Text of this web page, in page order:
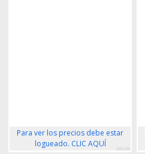
Para ver los precios debe estar
logueado. CLIC AQUÍ
289229